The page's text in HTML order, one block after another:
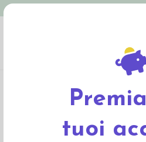
tuoi
spugna di cotone biologico - set da 3 paia